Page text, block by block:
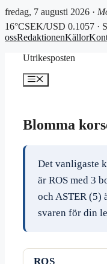
fredag, 7 augusti 2026 ·
16°CSEK/USD 0.1057 ·
ossRedaktionenKällor
Utrikesposten
Meny
Blomma
Det vanligaste
är ROS med 3
och ASTER (5)
svaren för din
ROS